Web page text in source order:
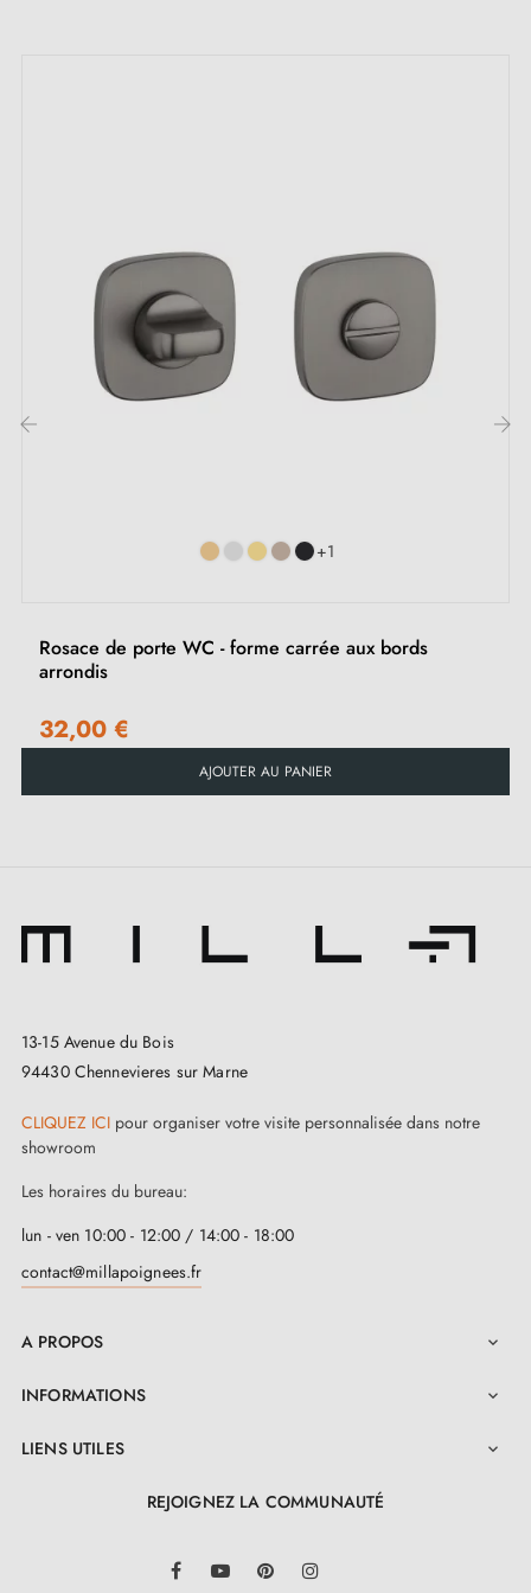
permettre d’adapter le kit de montage à vos besoins.
rosaces disponibles sont à clé I, clé L ou
condamnation. Nous évoquons les différents types de
rosaces dans cetarticle
2. Les types de rosaces de porte et la
Il est important de bien vérifier la serrure
adaptée à vos besoins.
3. Les types de serrures de porte et la
différence entre serrures de chambre,
serrures à barillet et serrures à condamnation
+1
Rosace de porte WC - forme carrée aux bords
arrondis
32,00 €
AJOUTER AU PANIER
13-15 Avenue du Bois
94430 Chennevieres sur Marne
CLIQUEZ ICI pour organiser votre visite personnalisée dans notre
showroom
Les horaires du bureau:
lun - ven 10:00 - 12:00 / 14:00 - 18:00
contact@millapoignees.fr
A PROPOS 
INFORMATIONS 
LIENS UTILES 
REJOIGNEZ LA COMMUNAUTÉ
FacebookYouTube Pinterest